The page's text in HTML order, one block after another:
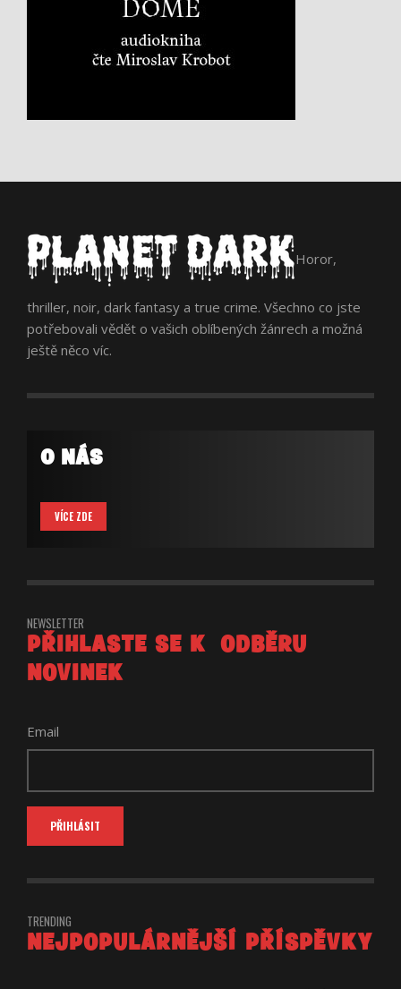
Horor,
thriller, noir, dark fantasy a true crime. Všechno co jste
potřebovali vědět o vašich oblíbených žánrech a možná
ještě něco víc.
O NÁS
VÍCE ZDE
NEWSLETTER
PŘIHLASTE SE K ODBĚRU
NOVINEK
Email
TRENDING
NEJPOPULÁRNĚJŠÍ PŘÍSPĚVKY